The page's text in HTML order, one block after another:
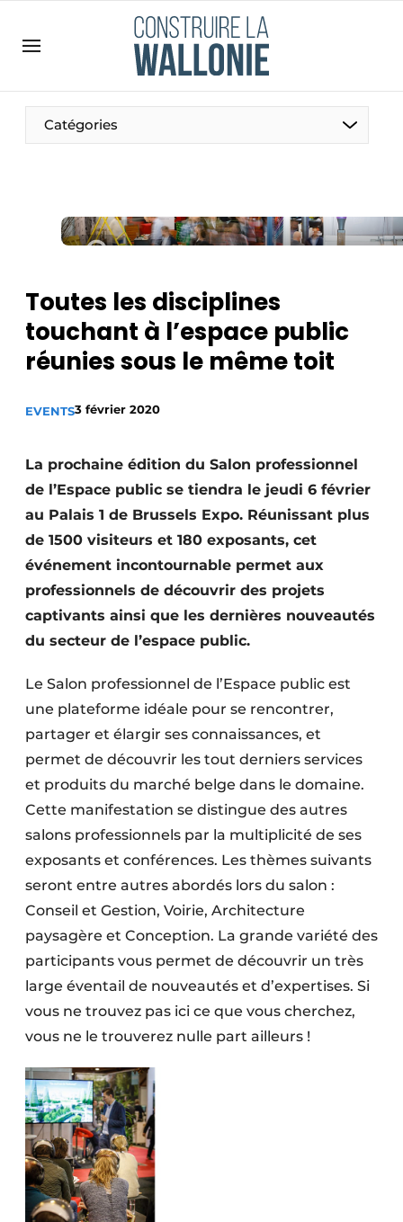
Emploi
Enregistrer une offre d’emploi
Meest gelezen
Podcasts
Privacy / Cookie statement
S’inscrire à l’événement
Catégories
Construction bois
Contrôle d’accès
Éclairage
Façades
Géotextiles
Infrastructures souterraines et égouttage
Rénovation
Sécurité incendie
Software
Techniques ferroviaires
Travaux ferroviaires
Toutes les disciplines
touchant à l’espace public
réunies sous le même toit
EVENTS3 février 2020
La prochaine édition du Salon professionnel
de l’Espace public se tiendra le jeudi 6 février
au Palais 1 de Brussels Expo. Réunissant plus
de 1500 visiteurs et 180 exposants, cet
événement incontournable permet aux
professionnels de découvrir des projets
captivants ainsi que les dernières nouveautés
du secteur de l’espace public.
Le Salon professionnel de l’Espace public est
une plateforme idéale pour se rencontrer,
partager et élargir ses connaissances, et
permet de découvrir les tout derniers services
et produits du marché belge dans le domaine.
Cette manifestation se distingue des autres
salons professionnels par la multiplicité de ses
exposants et conférences. Les thèmes suivants
seront entre autres abordés lors du salon :
Conseil et Gestion, Voirie, Architecture
paysagère et Conception. La grande variété des
participants vous permet de découvrir un très
large éventail de nouveautés et d’expertises. Si
vous ne trouvez pas ici ce que vous cherchez,
vous ne le trouverez nulle part ailleurs !